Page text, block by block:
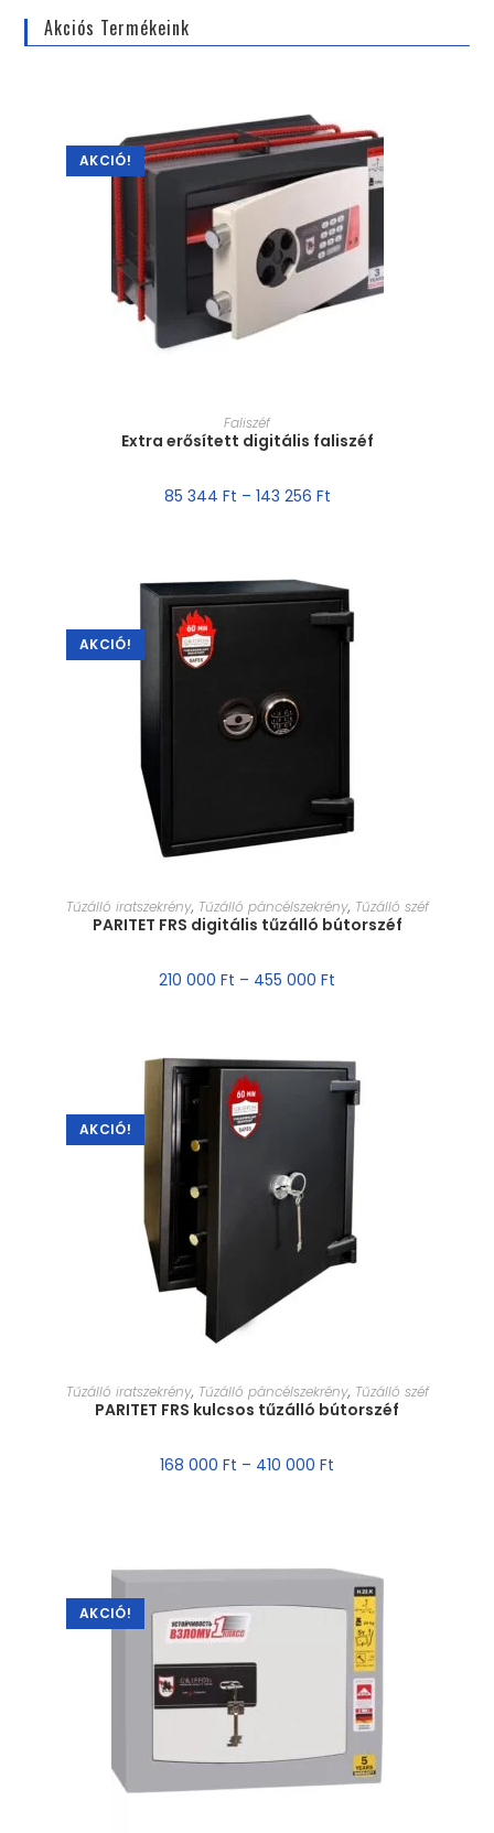
Akciós Termékeink
AKCIÓ!
MÉRET VÁLASZTÁSA
Faliszéf
Extra erősített digitális faliszéf
85 344 Ft – 143 256 Ft
AKCIÓ!
MÉRET VÁLASZTÁSA
Tűzálló iratszekrény, Tűzálló páncélszekrény, Tűzálló széf
PARITET FRS digitális tűzálló bútorszéf
210 000 Ft – 455 000 Ft
AKCIÓ!
MÉRET VÁLASZTÁSA
Tűzálló iratszekrény, Tűzálló páncélszekrény, Tűzálló széf
PARITET FRS kulcsos tűzálló bútorszéf
168 000 Ft – 410 000 Ft
AKCIÓ!